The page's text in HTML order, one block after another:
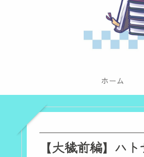
ホーム
【大穢前編】ハ